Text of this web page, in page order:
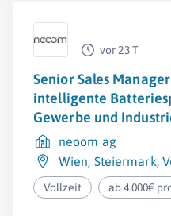
vor 23 T
Senior Sales
intelligente
Gewerbe und
neoom ag
Wien, Steiermark,
Vollzeit ab 4.000€